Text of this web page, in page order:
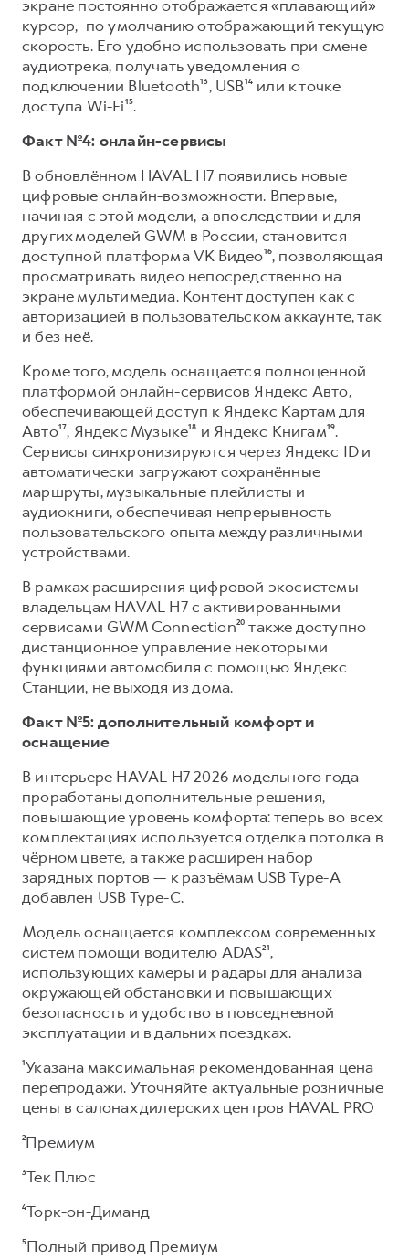
экране постоянно отображается «плавающий»
курсор, по умолчанию отображающий текущую
скорость. Его удобно использовать при смене
аудиотрека, получать уведомления о
подключении Bluetooth¹³, USB¹⁴ или к точке
доступа Wi-Fi¹⁵.
Факт №4: онлайн-сервисы
В обновлённом HAVAL H7 появились новые
цифровые онлайн-возможности. Впервые,
начиная с этой модели, а впоследствии и для
других моделей GWM в России, становится
доступной платформа VK Видео¹⁶, позволяющая
просматривать видео непосредственно на
экране мультимедиа. Контент доступен как с
авторизацией в пользовательском аккаунте, так
и без неё.
Кроме того, модель оснащается полноценной
платформой онлайн-сервисов Яндекс Авто,
обеспечивающей доступ к Яндекс Картам для
Авто¹⁷, Яндекс Музыке¹⁸ и Яндекс Книгам¹⁹.
Сервисы синхронизируются через Яндекс ID и
автоматически загружают сохранённые
маршруты, музыкальные плейлисты и
аудиокниги, обеспечивая непрерывность
пользовательского опыта между различными
устройствами.
В рамках расширения цифровой экосистемы
владельцам HAVAL H7 с активированными
сервисами GWM Connection²⁰ также доступно
дистанционное управление некоторыми
функциями автомобиля с помощью Яндекс
Станции, не выходя из дома.
Факт №5: дополнительный комфорт и
оснащение
В интерьере HAVAL H7 2026 модельного года
проработаны дополнительные решения,
повышающие уровень комфорта: теперь во всех
комплектациях используется отделка потолка в
чёрном цвете, а также расширен набор
зарядных портов — к разъёмам USB Type-A
добавлен USB Type-C.
Модель оснащается комплексом современных
систем помощи водителю ADAS²¹,
использующих камеры и радары для анализа
окружающей обстановки и повышающих
безопасность и удобство в повседневной
эксплуатации и в дальних поездках.
¹Указана максимальная рекомендованная цена
перепродажи. Уточняйте актуальные розничные
цены в салонах дилерских центров HAVAL PRO
²Премиум
³Тек Плюс
⁴Торк-он-Диманд
⁵Полный привод Премиум